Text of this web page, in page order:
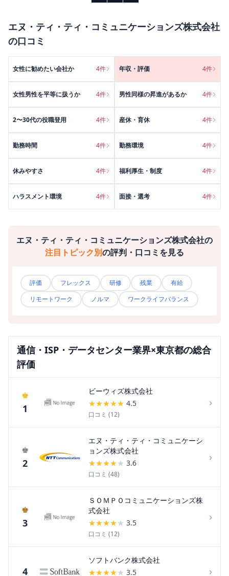
エヌ・ティ・ティ・コミュニケーションズ株式会社
の口コミ
女性に勧めたい会社か 4件 年収・評価 4件
女性男性を平等に扱うか 4件 男性同様の昇進があるか 4件
2〜30代の役職登用 4件 産休・育休 4件
勤務時間 4件 勤務環境 4件
休みやすさ 4件 福利厚生・制度 4件
ハラスメント環境 4件 面接・選考 4件
エヌ・ティ・ティ・コミュニケーションズ株式会社の
注目トピック別の評判・口コミを見る
評価 フレックス 研修 残業
有給
リモートワーク
ノルマ ワークライフバランス
通信・ISP・データセンター業界×東京都の総合
評価
♚
1
ビーウィズ株式会社
★★★★★ 4.5
口コミ (12)
›
♚
2
エヌ・ティ・ティ・コミュニケーシ
ョンズ株式会社
★★★★★ 3.6
口コミ (48)
›
♚
3
ＳＯＭＰＯコミュニケーションズ株
式会社
★★★★★ 3.5
口コミ (12)
›
4
ソフトバンク株式会社
★★★★★ 3.5 ›